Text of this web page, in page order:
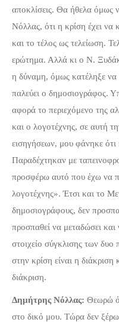
αποκλίσεις. Θα ήθελα όμως
Νόλλας, ότι η κρίση έχει να
και το τέλος ως τελείωση.
ερώτημα. Αλλά κι ο Ν.
η δύναμη, όμως κατέληξε να
παλεύει ο δημοσιογράφος.
αφορά το περιεχόμενο της
και ο λογοτέχνης, σε αυτή
εισηγήσεων, μου φάνηκε
Παραδέχτηκαν με
προσφέρω αυτό που έχω να
λογοτέχνης». Έτσι και το
δημοσιογράφους, δεν
προσπαθεί να μεταδώσει
στοιχείο σύγκλισης των δυο
στην κρίση είναι η
διάκριση.
Δημήτρης Νόλλας: Θεωρώ
στο δικό μου. Τώρα δεν